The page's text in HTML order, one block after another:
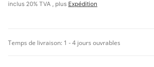
inclus 20% TVA , plus Expédition
Temps de livraison: 1 - 4 jours ouvrables